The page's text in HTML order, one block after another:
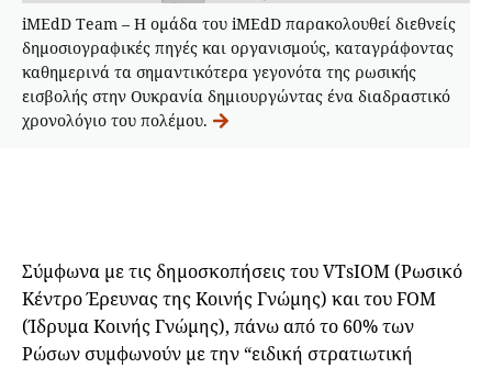
iMEdD Team – Η ομάδα του iMEdD παρακολουθεί διεθνείς
δημοσιογραφικές πηγές και οργανισμούς, καταγράφοντας
καθημερινά τα σημαντικότερα γεγονότα της ρωσικής
εισβολής στην Ουκρανία δημιουργώντας ένα διαδραστικό
χρονολόγιο του πολέμου.
Σύμφωνα με τις δημοσκοπήσεις του VTsIOM (Ρωσικό
Κέντρο Έρευνας της Κοινής Γνώμης) και του FOM
(Ίδρυμα Κοινής Γνώμης), πάνω από το 60% των
Ρώσων συμφωνούν με την “ειδική στρατιωτική